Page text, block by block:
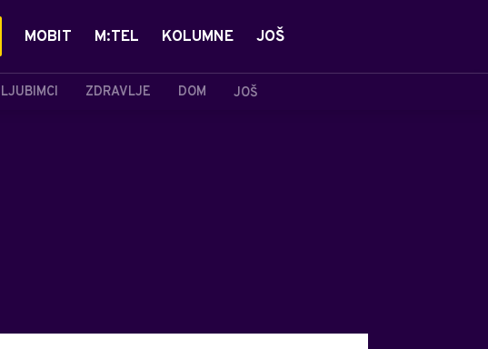
LJUBIMCI ZDRAVLJE DOM JOŠ
MOBIT M:TEL KOLUMNE JOŠ